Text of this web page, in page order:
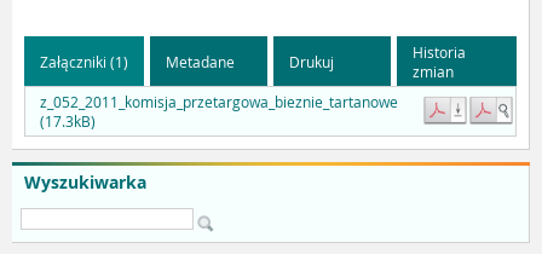
Wyszukiwarka
Załączniki (1) Metadane Drukuj
Historia
zmian
z_052_2011_komisja_przetargowa_bieznie_tartanowe
(17.3kB)